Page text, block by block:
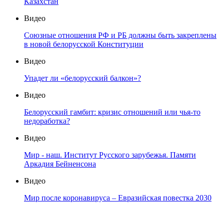
Видео
Союзные отношения РФ и РБ должны быть закреплены
в новой белорусской Конституции
Видео
Упадет ли «белорусский балкон»?
Видео
Белорусский гамбит: кризис отношений или чья-то
недоработка?
Видео
Мир - наш. Институт Русского зарубежья. Памяти
Аркадия Бейненсона
Видео
Мир после коронавируса – Евразийская повестка 2030